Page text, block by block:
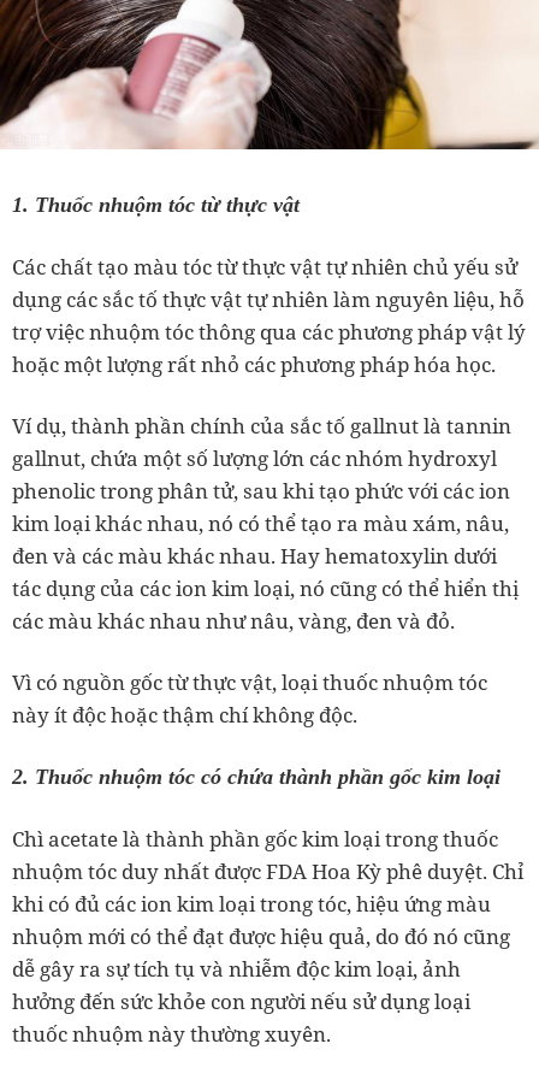
1. Thuốc nhuộm tóc từ thực vật
Các chất tạo màu tóc từ thực vật tự nhiên chủ yếu sử
dụng các sắc tố thực vật tự nhiên làm nguyên liệu, hỗ
trợ việc nhuộm tóc thông qua các phương pháp vật lý
hoặc một lượng rất nhỏ các phương pháp hóa học.
Ví dụ, thành phần chính của sắc tố gallnut là tannin
gallnut, chứa một số lượng lớn các nhóm hydroxyl
phenolic trong phân tử, sau khi tạo phức với các ion
kim loại khác nhau, nó có thể tạo ra màu xám, nâu,
đen và các màu khác nhau. Hay hematoxylin dưới
tác dụng của các ion kim loại, nó cũng có thể hiển thị
các màu khác nhau như nâu, vàng, đen và đỏ.
Vì có nguồn gốc từ thực vật, loại thuốc nhuộm tóc
này ít độc hoặc thậm chí không độc.
2. Thuốc nhuộm tóc có chứa thành phần gốc kim loại
Chì acetate là thành phần gốc kim loại trong thuốc
nhuộm tóc duy nhất được FDA Hoa Kỳ phê duyệt. Chỉ
khi có đủ các ion kim loại trong tóc, hiệu ứng màu
nhuộm mới có thể đạt được hiệu quả, do đó nó cũng
dễ gây ra sự tích tụ và nhiễm độc kim loại, ảnh
hưởng đến sức khỏe con người nếu sử dụng loại
thuốc nhuộm này thường xuyên.